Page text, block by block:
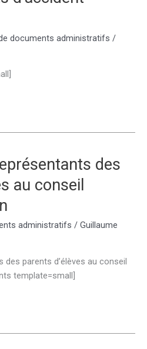
documents administratifs /
des
au conseil
administratifs / Guillaume
parents d’élèves au conseil
template=small]